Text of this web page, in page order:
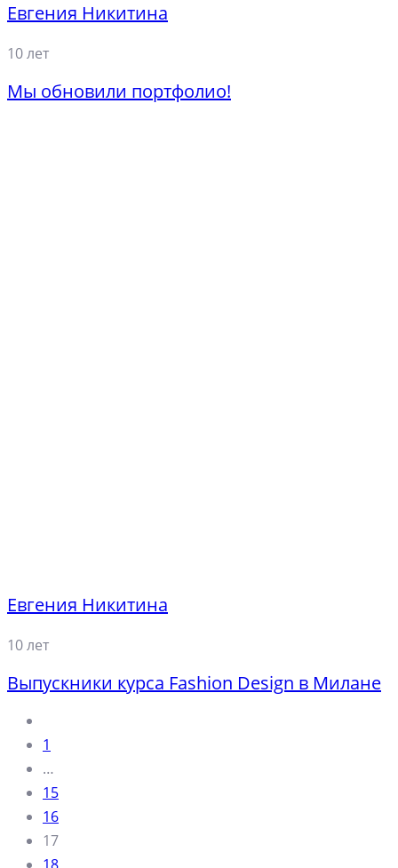
Евгения Никитина
10 лет
Мы обновили портфолио!
Евгения Никитина
10 лет
Выпускники курса Fashion Design в Милане
1
…
15
16
17
18